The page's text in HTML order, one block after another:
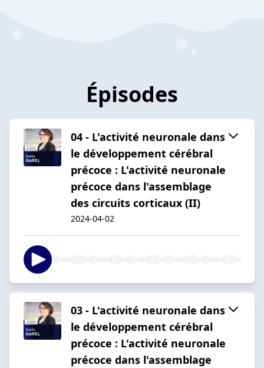
Épisodes
04 - L'activité neuronale dans
le développement cérébral
précoce : L'activité neuronale
précoce dans l'assemblage
des circuits corticaux (II)
2024-04-02
03 - L'activité neuronale dans
le développement cérébral
précoce : L'activité neuronale
précoce dans l'assemblage